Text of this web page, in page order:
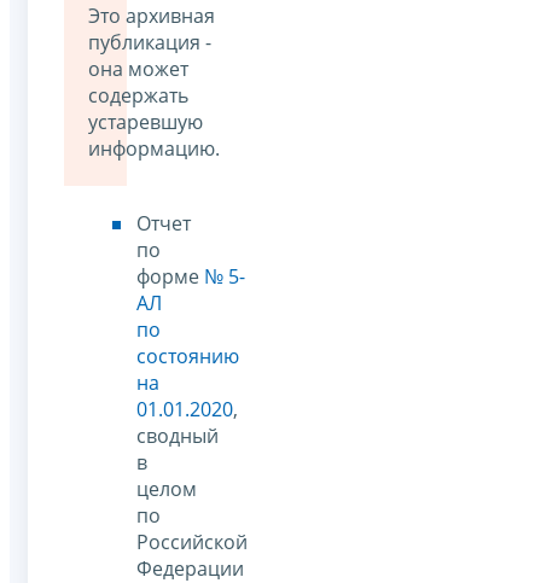
Это архивная
публикация -
она может
содержать
устаревшую
информацию.
Отчет
по
форме № 5-
АЛ
по
состоянию
на
01.01.2020,
сводный
в
целом
по
Российской
Федерации